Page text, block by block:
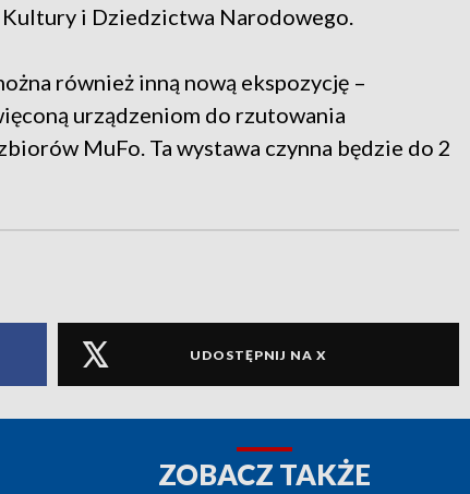
i Dziedzictwa Narodowego.
również inną nową ekspozycję –
urządzeniom do rzutowania
MuFo. Ta wystawa czynna będzie do 2
UDOSTĘPNIJ NA X
ZOBACZ TAKŻE